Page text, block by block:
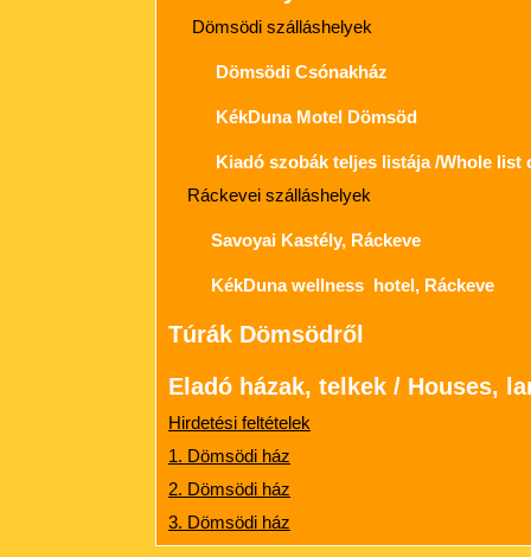
Dömsödi szálláshelyek
Dömsödi Csónakház
KékDuna Motel Dömsöd
Kiadó szobák teljes listája /Whole list
Ráckevei szálláshelyek
Savoyai Kastély, Ráckeve
KékDuna wellness hotel, Ráckeve
Túrák Dömsödről
Eladó házak, telkek / Houses,
Hirdetési feltételek
1. Dömsödi ház
2. Dömsödi ház
3. Dömsödi ház